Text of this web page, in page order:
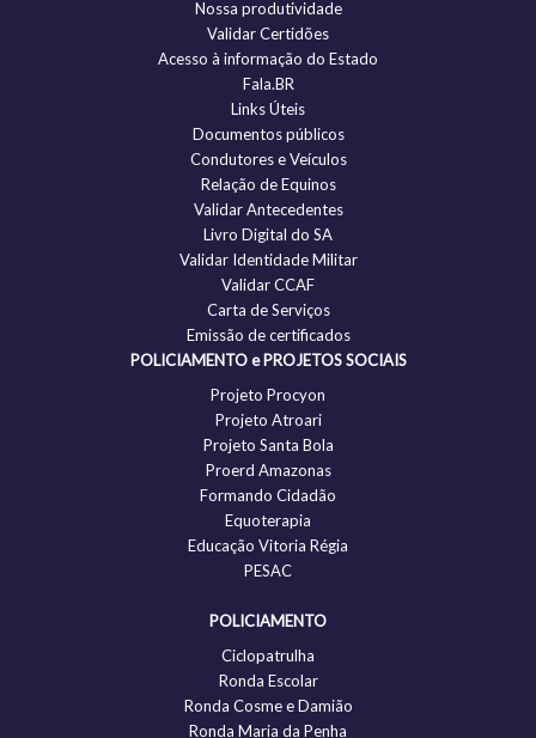
Nossa produtividade
Validar Certidões
Acesso à informação do Estado
Fala.BR
Links Úteis
Documentos públicos
Condutores e Veículos
Relação de Equinos
Validar Antecedentes
Livro Digital do SA
Validar Identidade Militar
Validar CCAF
Carta de Serviços
Emissão de certificados
POLICIAMENTO e PROJETOS SOCIAIS
Projeto Procyon
Projeto Atroari
Projeto Santa Bola
Proerd Amazonas
Formando Cidadão
Equoterapia
Educação Vitoria Régia
PESAC
POLICIAMENTO
Ciclopatrulha
Ronda Escolar
Ronda Cosme e Damião
Ronda Maria da Penha